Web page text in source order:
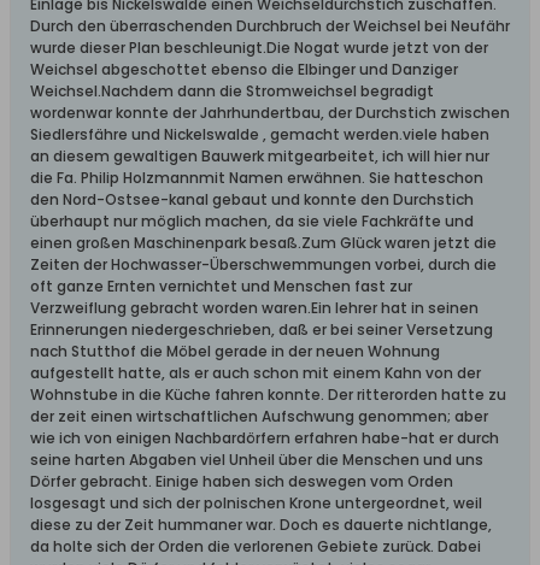
Einlage bis Nickelswalde einen Weichseldurchstich zuschaffen.
Durch den überraschenden Durchbruch der Weichsel bei Neufähr
wurde dieser Plan beschleunigt.Die Nogat wurde jetzt von der
Weichsel abgeschottet ebenso die Elbinger und Danziger
Weichsel.Nachdem dann die Stromweichsel begradigt
wordenwar konnte der Jahrhundertbau, der Durchstich zwischen
Siedlersfähre und Nickelswalde , gemacht werden.viele haben
an diesem gewaltigen Bauwerk mitgearbeitet, ich will hier nur
die Fa. Philip Holzmannmit Namen erwähnen. Sie hatteschon
den Nord-Ostsee-kanal gebaut und konnte den Durchstich
überhaupt nur möglich machen, da sie viele Fachkräfte und
einen großen Maschinenpark besaß.Zum Glück waren jetzt die
Zeiten der Hochwasser-Überschwemmungen vorbei, durch die
oft ganze Ernten vernichtet und Menschen fast zur
Verzweiflung gebracht worden waren.Ein lehrer hat in seinen
Erinnerungen niedergeschrieben, daß er bei seiner Versetzung
nach Stutthof die Möbel gerade in der neuen Wohnung
aufgestellt hatte, als er auch schon mit einem Kahn von der
Wohnstube in die Küche fahren konnte. Der ritterorden hatte zu
der zeit einen wirtschaftlichen Aufschwung genommen; aber
wie ich von einigen Nachbardörfern erfahren habe-hat er durch
seine harten Abgaben viel Unheil über die Menschen und uns
Dörfer gebracht. Einige haben sich deswegen vom Orden
losgesagt und sich der polnischen Krone untergeordnet, weil
diese zu der Zeit hummaner war. Doch es dauerte nichtlange,
da holte sich der Orden die verlorenen Gebiete zurück. Dabei